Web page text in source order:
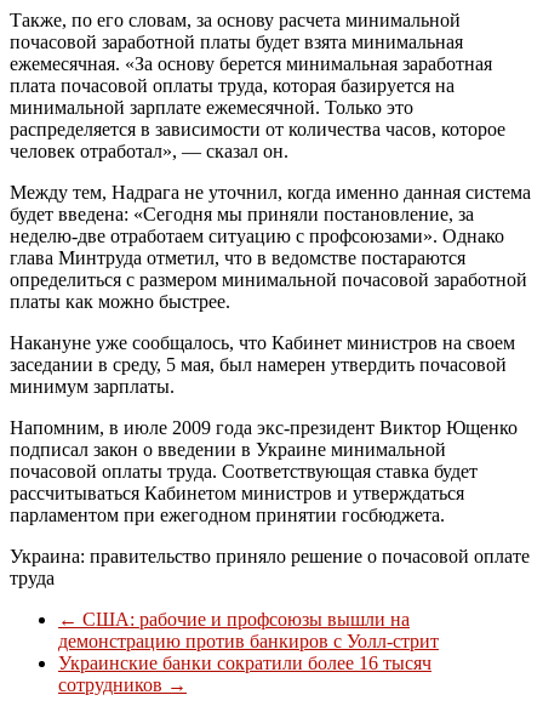
Также, по его словам, за основу расчета минимальной
почасовой заработной платы будет взята минимальная
ежемесячная. «За основу берется минимальная заработная
плата почасовой оплаты труда, которая базируется на
минимальной зарплате ежемесячной. Только это
распределяется в зависимости от количества часов, которое
человек отработал», — сказал он.
Между тем, Надрага не уточнил, когда именно данная система
будет введена: «Сегодня мы приняли постановление, за
неделю-две отработаем ситуацию с профсоюзами». Однако
глава Минтруда отметил, что в ведомстве постараются
определиться с размером минимальной почасовой заработной
платы как можно быстрее.
Накануне уже сообщалось, что Кабинет министров на своем
заседании в среду, 5 мая, был намерен утвердить почасовой
минимум зарплаты.
Напомним, в июле 2009 года экс-президент Виктор Ющенко
подписал закон о введении в Украине минимальной
почасовой оплаты труда. Соответствующая ставка будет
рассчитываться Кабинетом министров и утверждаться
парламентом при ежегодном принятии госбюджета.
Украина: правительство приняло решение о почасовой оплате
труда
← США: рабочие и профсоюзы вышли на
демонстрацию против банкиров с Уолл-стрит
Украинские банки сократили более 16 тысяч
сотрудников →